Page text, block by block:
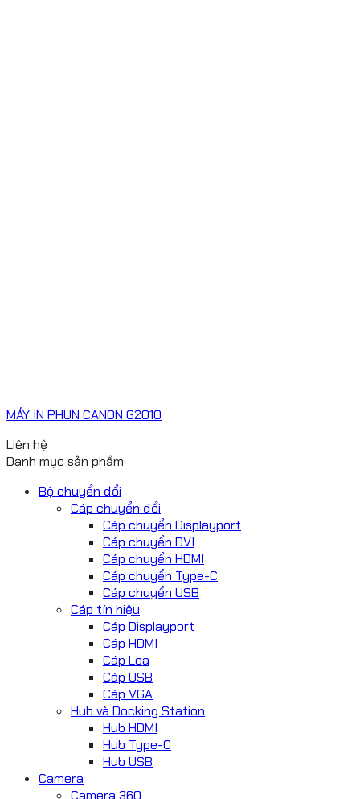
MÁY IN PHUN CANON G2010
Liên hệ
Danh mục sản phẩm
Bộ chuyển đổi
Cáp chuyển đổi
Cáp chuyển Displayport
Cáp chuyển DVI
Cáp chuyển HDMI
Cáp chuyển Type-C
Cáp chuyển USB
Cáp tín hiệu
Cáp Displayport
Cáp HDMI
Cáp Loa
Cáp USB
Cáp VGA
Hub và Docking Station
Hub HDMI
Hub Type-C
Hub USB
Camera
Camera 360